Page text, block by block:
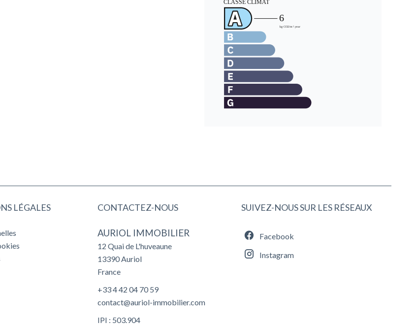
LÉGALES CONTACTEZ-NOUS
AURIOL IMMOBILIER
12 Quai de L'huveaune
13390Auriol
France
+33 4 42 04 70 59
contact@auriol-immobilier.com
IPI : 503.904
SUIVEZ-NOUS SUR LES RÉSEAUX
Facebook
Instagram